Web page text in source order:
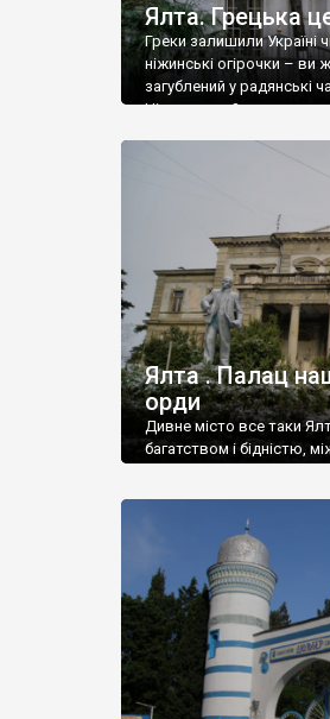
Ялта. Грецька
Греки залишили Україні
ніжинські огірочки – ви
загублений у радянські
Ніжин греки?
Ялта . Палац
орди
Дивне місто все таки
багатством і бідністю,